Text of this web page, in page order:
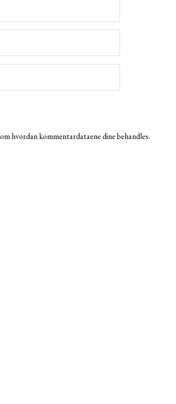
hvordan kommentardataene dine behandles.